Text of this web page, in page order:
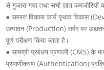
से गुजारा गया तथा सभी ज्ञात कमजोरियों
● समस्त विकास कार्य पृथक विकास
उत्पादन (Production) सर्वर पर
पूर्ण परीक्षण किया जाता है।
● सामग्री प्रबंधन प्रणाली (CMS) के
प्रमाणीकरण (Authentication)